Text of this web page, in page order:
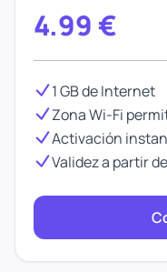
4.99 €
1 GB de Internet
Zona Wi-Fi
Activación
Validez a partir